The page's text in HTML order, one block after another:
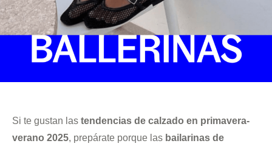
Si te gustan las tendencias de calzado en primavera-
verano 2025, prepárate porque las bailarinas de